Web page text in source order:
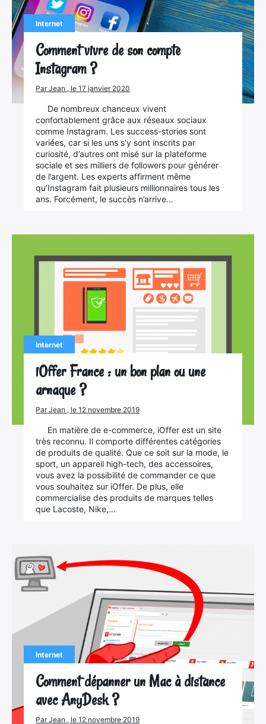
Internet
Comment vivre de son compte
Instagram ?
Par Jean , le 17 janvier 2020
De nombreux chanceux vivent
confortablement grâce aux réseaux sociaux
comme Instagram. Les success-stories sont
variées, car si les uns s’y sont inscrits par
curiosité, d’autres ont misé sur la plateforme
sociale et ses milliers de followers pour générer
de l’argent. Les experts affirment même
qu’Instagram fait plusieurs millionnaires tous les
ans. Forcément, le succès n’arrive…
Internet
iOffer France : un bon plan ou une
arnaque ?
Par Jean , le 12 novembre 2019
En matière de e-commerce, iOffer est un site
très reconnu. Il comporte différentes catégories
de produits de qualité. Que ce soit sur la mode, le
sport, un appareil high-tech, des accessoires,
vous avez la possibilité de commander ce que
vous souhaitez sur iOffer. De plus, elle
commercialise des produits de marques telles
que Lacoste, Nike,…
Internet
Comment dépanner un Mac à distance
avec AnyDesk ?
Par Jean , le 12 novembre 2019